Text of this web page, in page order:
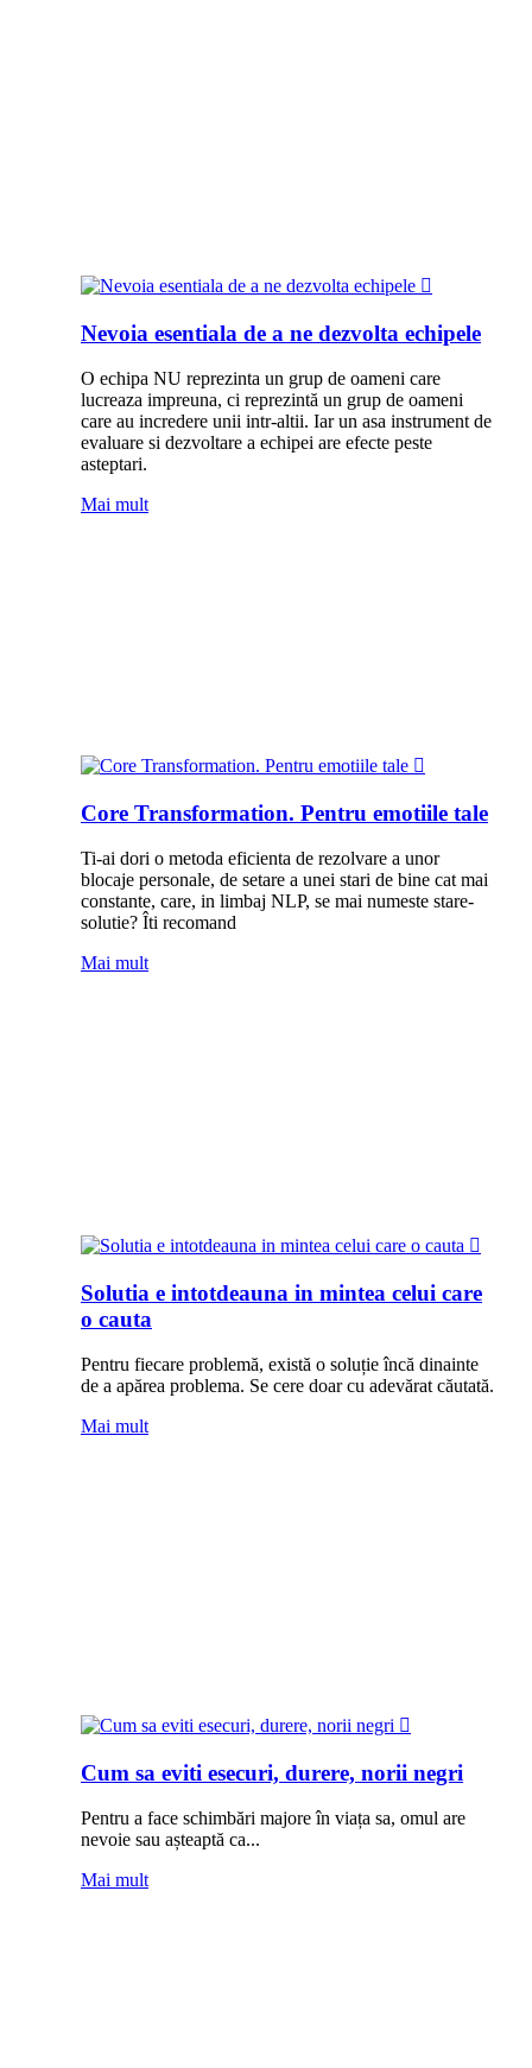
Nevoia esentiala de a ne dezvolta echipele
O echipa NU reprezinta un grup de oameni care
lucreaza impreuna, ci reprezintă un grup de oameni
care au incredere unii intr-altii. Iar un asa instrument de
evaluare si dezvoltare a echipei are efecte peste
asteptari.
Mai mult
Core Transformation. Pentru emotiile tale
Ti-ai dori o metoda eficienta de rezolvare a unor
blocaje personale, de setare a unei stari de bine cat mai
constante, care, in limbaj NLP, se mai numeste stare-
solutie? Îti recomand
Mai mult
Solutia e intotdeauna in mintea celui care
o cauta
Pentru fiecare problemă, există o ‪soluție‬ încă dinainte
de a apărea ‪problema‬. Se cere doar cu adevărat căutată.
Mai mult
Cum sa eviti esecuri, durere, norii negri
Pentru a face schimbări majore în viața sa, omul are
nevoie sau așteaptă ca...
Mai mult